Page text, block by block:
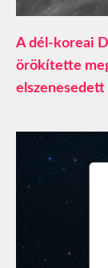
A dél-koreai
örökítette